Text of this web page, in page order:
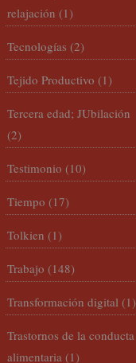
relajación (1)
Tecnologías (2)
Tejido Productivo (1)
Tercera edad; JUbilación
(2)
Testimonio (10)
Tiempo (17)
Tolkien (1)
Trabajo (148)
Transformación digital (1)
Trastornos de la conducta
alimentaria (1)